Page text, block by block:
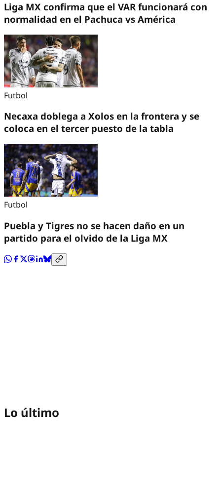
Liga MX confirma que el VAR funcionará con
normalidad en el Pachuca vs América
Futbol
Necaxa doblega a Xolos en la frontera y se
coloca en el tercer puesto de la tabla
Futbol
Puebla y Tigres no se hacen daño en un
partido para el olvido de la Liga MX
Lo último